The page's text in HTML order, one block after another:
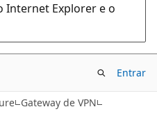
Internet Explorer e o
Entrar
Gateway de VPN